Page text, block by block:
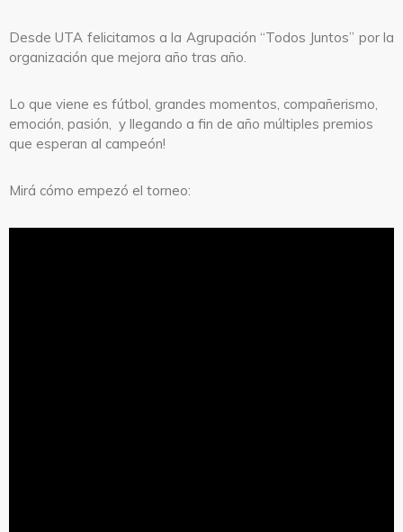
Desde UTA felicitamos a la Agrupación “Todos Juntos” por la
organización que mejora año tras año.
Lo que viene es fútbol, grandes momentos, compañerismo,
emoción, pasión, y llegando a fin de año múltiples premios
que esperan al campeón!
Mirá cómo empezó el torneo: